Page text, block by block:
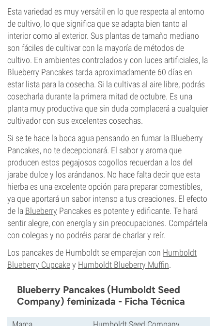
Esta variedad es muy versátil en lo que respecta al entorno
de cultivo, lo que significa que se adapta bien tanto al
interior como al exterior. Sus plantas de tamaño mediano
son fáciles de cultivar con la mayoría de métodos de
cultivo. En ambientes controlados y con luces artificiales, la
Blueberry Pancakes tarda aproximadamente 60 días en
estar lista para la cosecha. Si la cultivas al aire libre, podrás
cosecharla durante la primera mitad de octubre. Es una
planta muy productiva que sin duda complacerá a cualquier
cultivador con sus excelentes cosechas.
Si se te hace la boca agua pensando en fumar la Blueberry
Pancakes, no te decepcionará. El sabor y aroma que
producen estos pegajosos cogollos recuerdan a los del
jarabe dulce y los arándanos. No hace falta decir que esta
hierba es una excelente opción para preparar comestibles,
ya que aportará un sabor intenso a tus creaciones. El efecto
de la Blueberry Pancakes es potente y edificante. Te hará
sentir alegre, con energía y sin preocupaciones. Compártela
con colegas y no podréis parar de charlar y reír.
Los pancakes de Humboldt se emparejan con Humboldt
Blueberry Cupcakey Humboldt Blueberry Muffin.
Blueberry Pancakes (Humboldt Seed
Company) feminizada - Ficha Técnica